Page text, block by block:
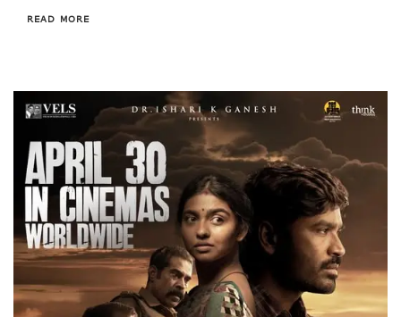
READ MORE